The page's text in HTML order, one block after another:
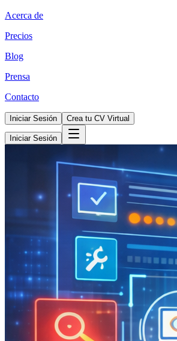
Acerca de
Precios
Blog
Prensa
Contacto
Iniciar Sesión Crea tu CV Virtual
Iniciar Sesión